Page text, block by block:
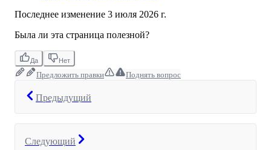
Последнее изменение 3 июля 2026 г.
Была ли эта страница полезной?
Да Нет
Предложить правки Поднять вопрос
Предыдущий
Следующий